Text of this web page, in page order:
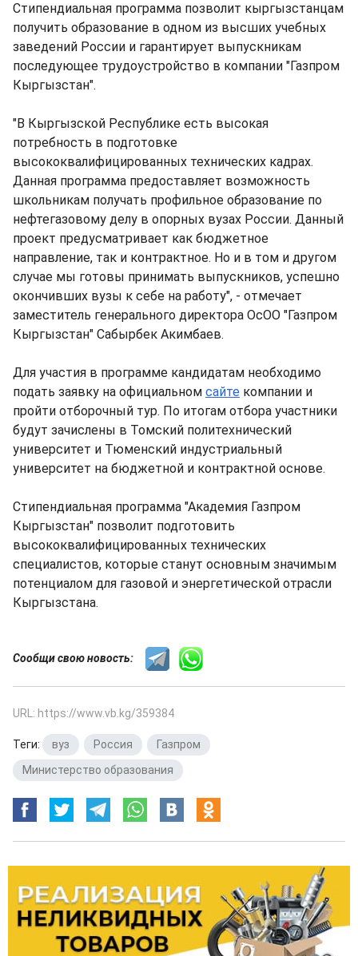
Стипендиальная программа позволит кыргызстанцам
получить образование в одном из высших учебных
заведений России и гарантирует выпускникам
последующее трудоустройство в компании "Газпром
Кыргызстан".
"В Кыргызской Республике есть высокая
потребность в подготовке
высококвалифицированных технических кадрах.
Данная программа предоставляет возможность
школьникам получать профильное образование по
нефтегазовому делу в опорных вузах России. Данный
проект предусматривает как бюджетное
направление, так и контрактное. Но и в том и другом
случае мы готовы принимать выпускников, успешно
окончивших вузы к себе на работу", - отмечает
заместитель генерального директора ОсОО "Газпром
Кыргызстан" Сабырбек Акимбаев.
Для участия в программе кандидатам необходимо
подать заявку на официальном сайте компании и
пройти отборочный тур. По итогам отбора участники
будут зачислены в Томский политехнический
университет и Тюменский индустриальный
университет на бюджетной и контрактной основе.
Стипендиальная программа "Академия Газпром
Кыргызстан" позволит подготовить
высококвалифицированных технических
специалистов, которые станут основным значимым
потенциалом для газовой и энергетической отрасли
Кыргызстана.
Сообщи свою новость:
URL: https://www.vb.kg/359384
Теги: вуз Россия Газпром
Министерство образования